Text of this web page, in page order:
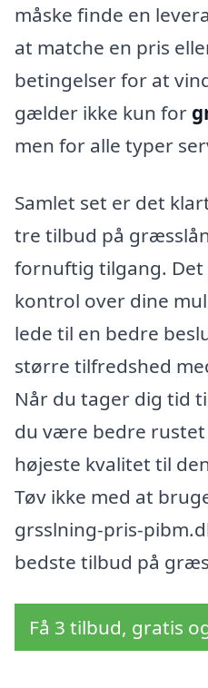
måske finde en
at matche en pris
betingelser for at
gælder ikke kun for
men for alle typer
Samlet set er det
tre tilbud på
fornuftig tilgang.
kontrol over dine
lede til en bedre
større tilfredshed
Når du tager dig tid
du være bedre
højeste kvalitet til
Tøv ikke med at
grsslning-pris-
bedste tilbud på
Få 3 tilbud, gratis